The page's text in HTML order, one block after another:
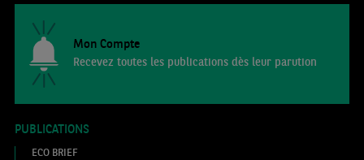
Mon Compte
Recevez toutes les publications dès leur parution
PUBLICATIONS
ECO BRIEF